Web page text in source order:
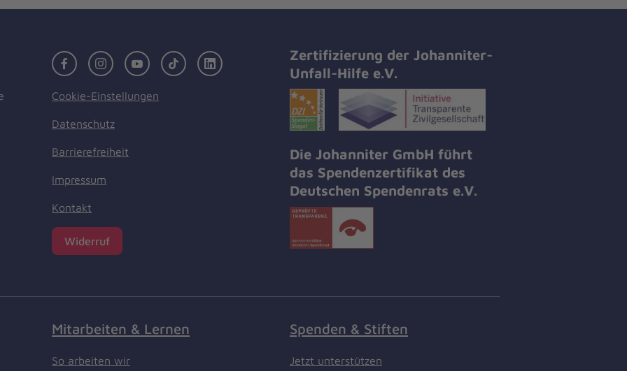
FacebookInstagramYoutubeTikTok LinkedIn
Cookie-Einstellungen
Datenschutz
Barrierefreiheit
Impressum
Kontakt
Widerruf
Zertifizierung der Johanniter-
Unfall-Hilfe e.V.
Die Johanniter GmbH führt
das Spendenzertifikat des
Deutschen Spendenrats e.V.
Mitarbeiten & Lernen
So arbeiten wir
Spenden & Stiften
Jetzt unterstützen